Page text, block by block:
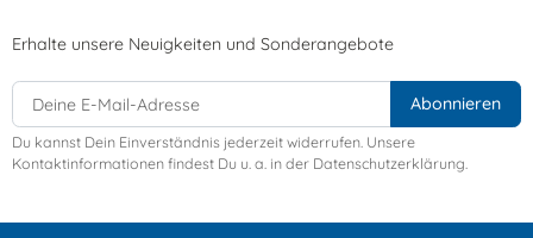
Erhalte unsere Neuigkeiten und Sonderangebote
Du kannst Dein Einverständnis jederzeit widerrufen. Unsere
Kontaktinformationen findest Du u. a. in der Datenschutzerklärung.